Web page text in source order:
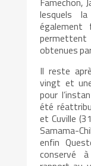
lesquels
également
obtenues
Il reste
vingt et
pour
été
et Cuville
Samama-
enfin
conservé